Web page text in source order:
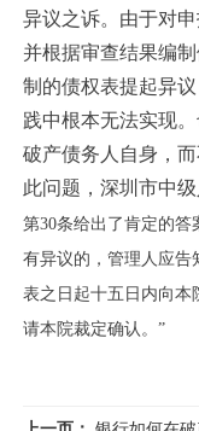
异议之诉。由于对
并根据审查结果编
制的债权表提起异
践中根本无法实现
破产债务人自身，
此问题，深圳市中
第30条给出了肯定的答
有异议的，管理人应告
表之日起十五日内向本
请本院裁定确认。 ”